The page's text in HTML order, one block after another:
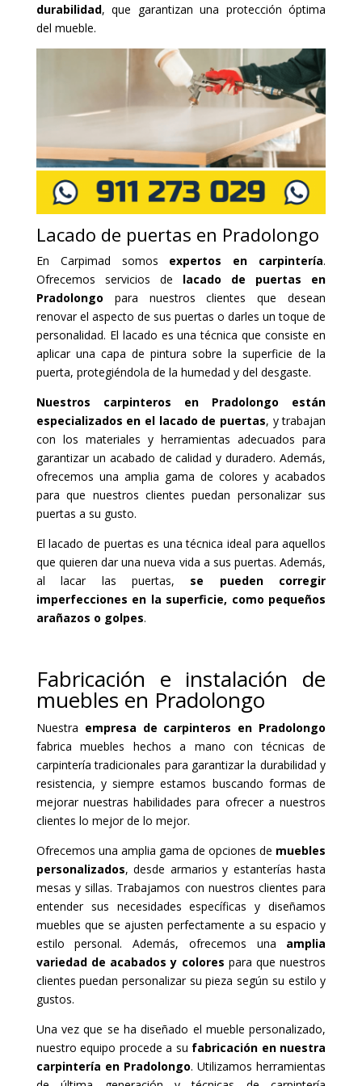
durabilidad, que garantizan una protección óptima
del mueble.
Lacado de puertas en Pradolongo
En Carpimad somos expertos en carpintería.
Ofrecemos servicios de lacado de puertas en
Pradolongo para nuestros clientes que desean
renovar el aspecto de sus puertas o darles un toque de
personalidad. El lacado es una técnica que consiste en
aplicar una capa de pintura sobre la superficie de la
puerta, protegiéndola de la humedad y del desgaste.
Nuestros carpinteros en Pradolongo están
especializados en el lacado de puertas, y trabajan
con los materiales y herramientas adecuados para
garantizar un acabado de calidad y duradero. Además,
ofrecemos una amplia gama de colores y acabados
para que nuestros clientes puedan personalizar sus
puertas a su gusto.
El lacado de puertas es una técnica ideal para aquellos
que quieren dar una nueva vida a sus puertas. Además,
al lacar las puertas, se pueden corregir
imperfecciones en la superficie, como pequeños
arañazos o golpes.
Fabricación e instalación de
muebles en Pradolongo
Nuestra empresa de carpinteros en Pradolongo
fabrica muebles hechos a mano con técnicas de
carpintería tradicionales para garantizar la durabilidad y
resistencia, y siempre estamos buscando formas de
mejorar nuestras habilidades para ofrecer a nuestros
clientes lo mejor de lo mejor.
Ofrecemos una amplia gama de opciones de muebles
personalizados, desde armarios y estanterías hasta
mesas y sillas. Trabajamos con nuestros clientes para
entender sus necesidades específicas y diseñamos
muebles que se ajusten perfectamente a su espacio y
estilo personal. Además, ofrecemos una amplia
variedad de acabados y colores para que nuestros
clientes puedan personalizar su pieza según su estilo y
gustos.
Una vez que se ha diseñado el mueble personalizado,
nuestro equipo procede a su fabricación en nuestra
carpintería en Pradolongo. Utilizamos herramientas